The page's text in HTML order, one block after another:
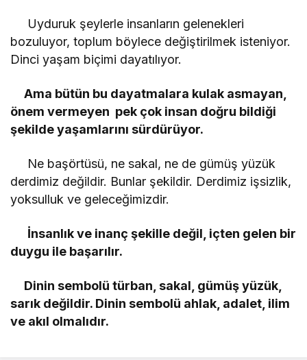
Uyduruk şeylerle insanların gelenekleri
bozuluyor, toplum böylece değiştirilmek isteniyor.
Dinci yaşam biçimi dayatılıyor.
Ama bütün bu dayatmalara kulak asmayan,
önem vermeyen pek çok insan doğru bildiği
şekilde yaşamlarını sürdürüyor.
Ne başörtüsü, ne sakal, ne de gümüş yüzük
derdimiz değildir. Bunlar şekildir. Derdimiz işsizlik,
yoksulluk ve geleceğimizdir.
İnsanlık ve inanç şekille değil, içten gelen bir
duygu ile başarılır.
Dinin sembolü türban, sakal, gümüş yüzük,
sarık değildir. Dinin sembolü ahlak, adalet, ilim
ve akıl olmalıdır.